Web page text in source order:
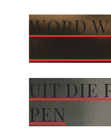
WORD
UIT DIE
PEN